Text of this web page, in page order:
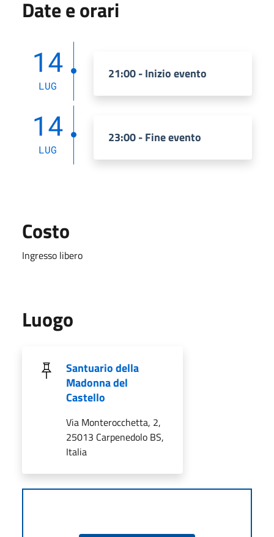
Date e orari
14
LUG
21:00 - Inizio evento
14
LUG
23:00 - Fine evento
Costo
Ingresso libero
Luogo
Santuario della
Madonna del
Castello
Via Monterocchetta, 2,
25013 Carpenedolo BS,
Italia